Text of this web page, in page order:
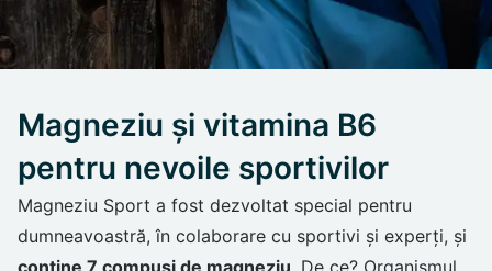
Magneziu și vitamina B6
pentru nevoile sportivilor
Magneziu Sport a fost dezvoltat special pentru
dumneavoastră, în colaborare cu sportivi și experți, și